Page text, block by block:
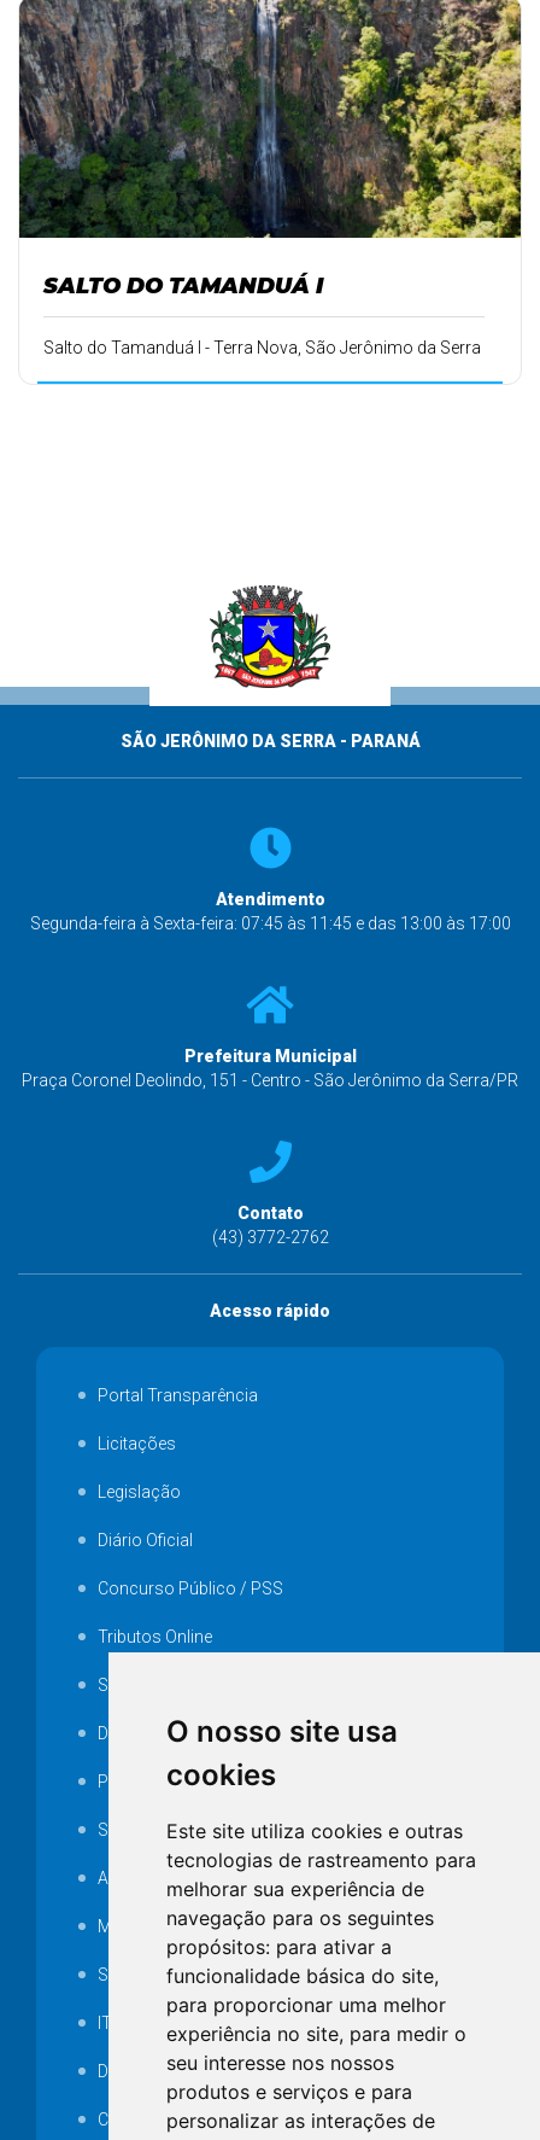
O nosso site usa
cookies
Este site utiliza cookies e outras
tecnologias de rastreamento para
melhorar sua experiência de
navegação para os seguintes
propósitos: para ativar a
funcionalidade básica do site,
para proporcionar uma melhor
experiência no site, para medir o
seu interesse nos nossos
produtos e serviços e para
personalizar as interações de
SALTO DO TAMANDUÁ I
Salto do Tamanduá I - Terra Nova, São Jerônimo da Serra
SÃO JERÔNIMO DA SERRA - PARANÁ
Atendimento
Segunda-feira à Sexta-feira: 07:45 às 11:45 e das 13:00 às 17:00
Prefeitura Municipal
Praça Coronel Deolindo, 151 - Centro - São Jerônimo da Serra/PR
Contato
(43) 3772-2762
Acesso rápido
Portal Transparência
Licitações
Legislação
Diário Oficial
Concurso Público / PSS
Tributos Online
Serviços ISS-E
Decretos
Portarias
SAMAE
Audiência pública
MANUTENÇÃO DE ILUMINAÇÃO PÚBLICA
Serviços Técnicos TI
ITR
Desapropriações
Catalogo Eletrônico de Padronização